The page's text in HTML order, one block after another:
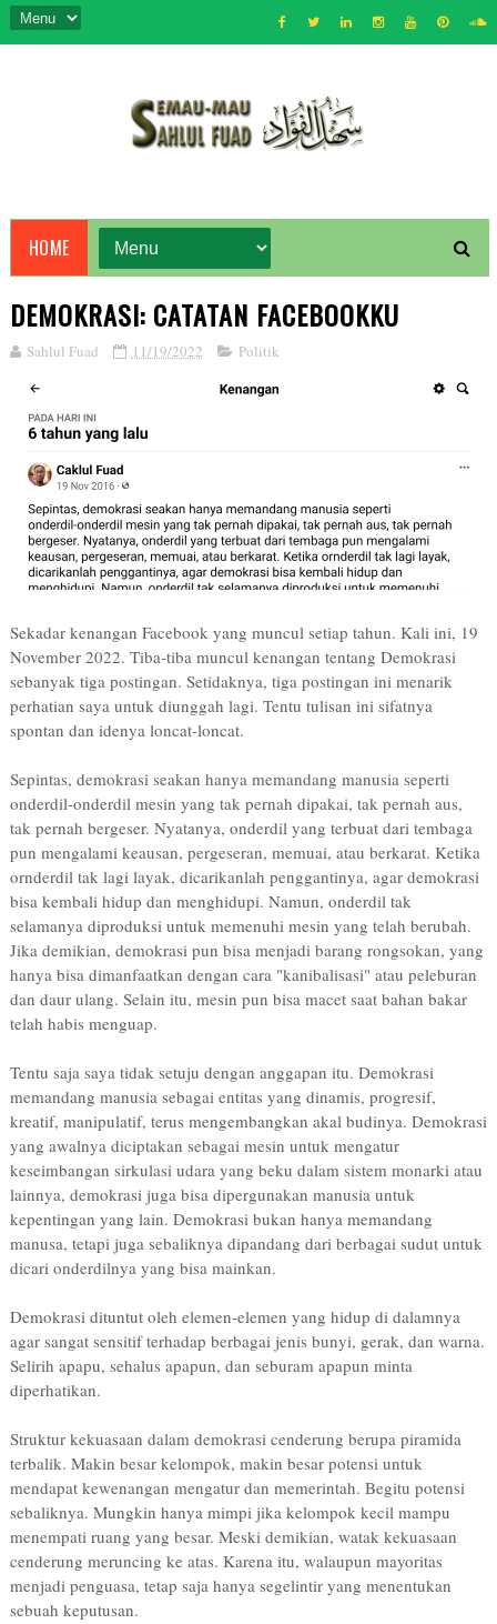
HOME
DEMOKRASI: CATATAN FACEBOOKKU
Sahlul Fuad 11/19/2022 Politik
Sekadar kenangan Facebook yang muncul setiap tahun. Kali ini, 19
November 2022. Tiba-tiba muncul kenangan tentang Demokrasi
sebanyak tiga postingan. Setidaknya, tiga postingan ini menarik
perhatian saya untuk diunggah lagi. Tentu tulisan ini sifatnya
spontan dan idenya loncat-loncat.
Sepintas, demokrasi seakan hanya memandang manusia seperti
onderdil-onderdil mesin yang tak pernah dipakai, tak pernah aus,
tak pernah bergeser. Nyatanya, onderdil yang terbuat dari tembaga
pun mengalami keausan, pergeseran, memuai, atau berkarat. Ketika
ornderdil tak lagi layak, dicarikanlah penggantinya, agar demokrasi
bisa kembali hidup dan menghidupi. Namun, onderdil tak
selamanya diproduksi untuk memenuhi mesin yang telah berubah.
Jika demikian, demokrasi pun bisa menjadi barang rongsokan, yang
hanya bisa dimanfaatkan dengan cara "kanibalisasi" atau peleburan
dan daur ulang. Selain itu, mesin pun bisa macet saat bahan bakar
telah habis menguap.
Tentu saja saya tidak setuju dengan anggapan itu. Demokrasi
memandang manusia sebagai entitas yang dinamis, progresif,
kreatif, manipulatif, terus mengembangkan akal budinya. Demokrasi
yang awalnya diciptakan sebagai mesin untuk mengatur
keseimbangan sirkulasi udara yang beku dalam sistem monarki atau
lainnya, demokrasi juga bisa dipergunakan manusia untuk
kepentingan yang lain. Demokrasi bukan hanya memandang
manusa, tetapi juga sebaliknya dipandang dari berbagai sudut untuk
dicari onderdilnya yang bisa mainkan.
Demokrasi dituntut oleh elemen-elemen yang hidup di dalamnya
agar sangat sensitif terhadap berbagai jenis bunyi, gerak, dan warna.
Selirih apapu, sehalus apapun, dan seburam apapun minta
diperhatikan.
Struktur kekuasaan dalam demokrasi cenderung berupa piramida
terbalik. Makin besar kelompok, makin besar potensi untuk
mendapat kewenangan mengatur dan memerintah. Begitu potensi
sebaliknya. Mungkin hanya mimpi jika kelompok kecil mampu
menempati ruang yang besar. Meski demikian, watak kekuasaan
cenderung meruncing ke atas. Karena itu, walaupun mayoritas
menjadi penguasa, tetap saja hanya segelintir yang menentukan
sebuah keputusan.